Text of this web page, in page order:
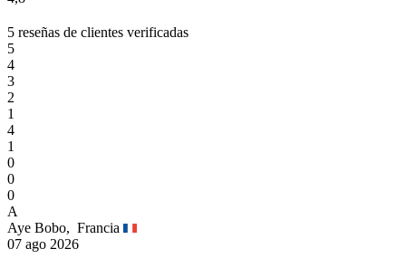
5 reseñas de clientes verificadas
5
4
3
2
1
4
1
0
0
0
A
Aye Bobo, Francia
07 ago 2026